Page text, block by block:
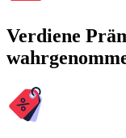
Verdiene